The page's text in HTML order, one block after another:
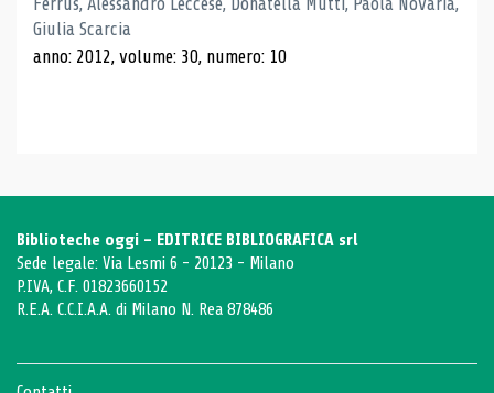
Giulia Scarcia
anno: 2012, volume: 30, numero: 10
Biblioteche oggi - EDITRICE BIBLIOGRAFICA srl
Sede legale: Via Lesmi 6 - 20123 - Milano
P.IVA, C.F. 01823660152
R.E.A. C.C.I.A.A. di Milano N. Rea 878486